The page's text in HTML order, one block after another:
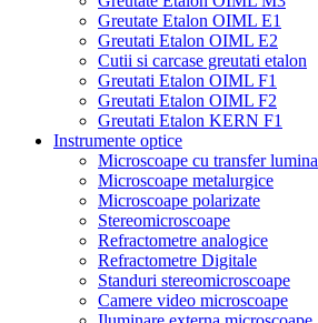
Greutate Etalon OIML E1
Greutati Etalon OIML E2
Cutii si carcase greutati etalon
Greutati Etalon OIML F1
Greutati Etalon OIML F2
Greutati Etalon KERN F1
Instrumente optice
Microscoape cu transfer lumina
Microscoape metalurgice
Microscoape polarizate
Stereomicroscoape
Refractometre analogice
Refractometre Digitale
Standuri stereomicroscoape
Camere video microscoape